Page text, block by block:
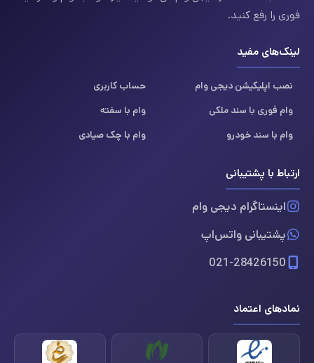
فوری را رفع کنید.
لینک‌های مفید
نصب اپلیکیشن دیجی وام
حساب کاربری
وام فوری با سند ملکی
وام با سفته
وام با سند خودرو
وام با چک صیادی
ارتباط با پشتیبانی
اینستاگرام دیجی وام
پشتیبانی واتس‌اپ
021-28426150
نمادهای اعتماد